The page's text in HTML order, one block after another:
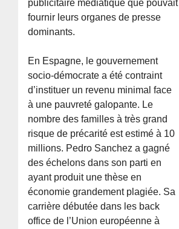
publicitaire médiatique que pouvait
fournir leurs organes de presse
dominants.
En Espagne, le gouvernement
socio-démocrate a été contraint
d’instituer un revenu minimal face
à une pauvreté galopante. Le
nombre des familles à très grand
risque de précarité est estimé à 10
millions. Pedro Sanchez a gagné
des échelons dans son parti en
ayant produit une thèse en
économie grandement plagiée. Sa
carrière débutée dans les back
office de l’Union européenne à